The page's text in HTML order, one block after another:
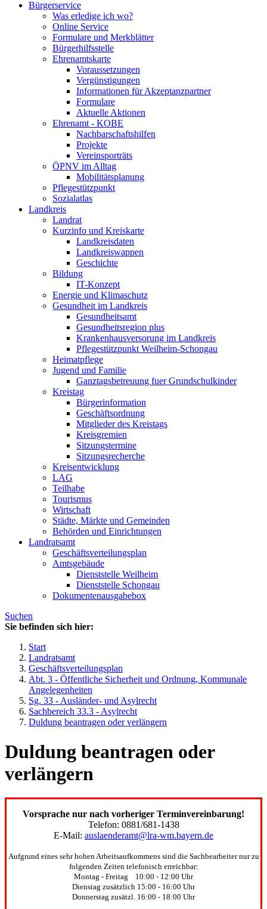
Bürgerservice
Was erledige ich wo?
Online Service
Formulare und Merkblätter
Bürgerhilfsstelle
Ehrenamtskarte
Voraussetzungen
Vergünstigungen
Informationen für Akzeptanzpartner
Formulare
Aktuelle Aktionen
Ehrenamt - KOBE
Nachbarschaftshilfen
Projekte
Vereinsporträts
ÖPNV im Alltag
Mobilitätsplanung
Pflegestützpunkt
Sozialatlas
Landkreis
Landrat
Kurzinfo und Kreiskarte
Landkreisdaten
Landkreiswappen
Geschichte
Bildung
IT-Konzept
Energie und Klimaschutz
Gesundheit im Landkreis
Gesundheitsamt
Gesundheitsregion plus
Krankenhausversorung im Landkreis
Pflegestützpunkt Weilheim-Schongau
Heimatpflege
Jugend und Familie
Ganztagsbetreuung fuer Grundschulkinder
Kreistag
Bürgerinformation
Geschäftsordnung
Mitglieder des Kreistags
Kreisgremien
Sitzungstermine
Sitzungsrecherche
Kreisentwicklung
LAG
Teilhabe
Tourismus
Wirtschaft
Städte, Märkte und Gemeinden
Behörden und Einrichtungen
Landratsamt
Geschäftsverteilungsplan
Amtsgebäude
Dienststelle Weilheim
Dienststelle Schongau
Dokumentenausgabebox
Suchen
Sie befinden sich hier:
Start
Landratsamt
Geschäftsverteilungsplan
Abt. 3 - Öffentliche Sicherheit und Ordnung, Kommunale
Angelegenheiten
Sg. 33 - Ausländer- und Asylrecht
Sachbereich 33.3 - Asylrecht
Duldung beantragen oder verlängern
Duldung beantragen oder
verlängern
Vorsprache nur nach vorheriger Terminvereinbarung!
Telefon: 0881/681-1438
E-Mail: auslaenderamt@lra-wm.bayern.de
Aufgrund eines sehr hohen Arbeitsaufkommens sind die Sachbearbeiter nur zu
folgenden Zeiten telefonisch erreichbar:
Montag - Freitag 10:00 - 12:00 Uhr
Dienstag zusätzlich 15:00 - 16:00 Uhr
Donnerstag zusätzl. 16:00 - 18:00 Uhr